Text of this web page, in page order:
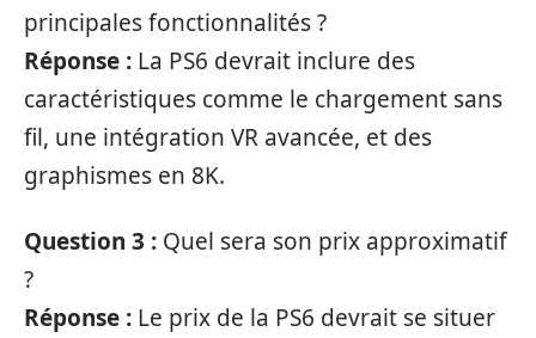
principales fonctionnalités ?
Réponse : La PS6 devrait inclure des
caractéristiques comme le chargement sans
fil, une intégration VR avancée, et des
graphismes en 8K.
Question 3 : Quel sera son prix approximatif
?
Réponse : Le prix de la PS6 devrait se situer